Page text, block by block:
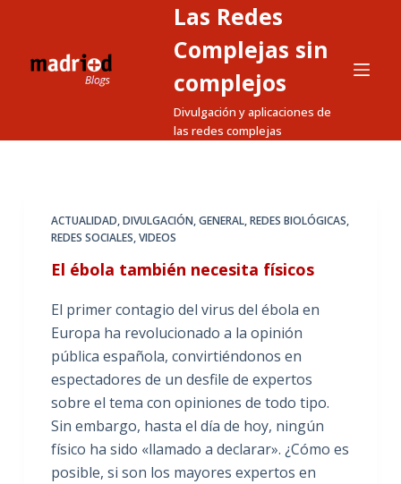
r
Las Redes
Complejas sin
complejos
Divulgación y aplicaciones de
las redes complejas
ACTUALIDAD,DIVULGACIÓN,GENERAL,REDES BIOLÓGICAS,
REDES SOCIALES,VIDEOS
El ébola también necesita físicos
El primer contagio del virus del ébola en
Europa ha revolucionado a la opinión
pública española, convirtiéndonos en
espectadores de un desfile de expertos
sobre el tema con opiniones de todo tipo.
Sin embargo, hasta el día de hoy, ningún
físico ha sido «llamado a declarar». ¿Cómo es
posible, si son los mayores expertos en